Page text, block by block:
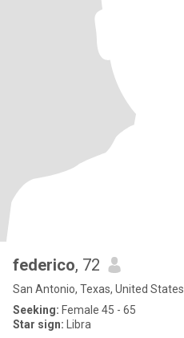
federico, 72
San Antonio, Texas, United States
Seeking: Female 45 - 65
Star sign: Libra